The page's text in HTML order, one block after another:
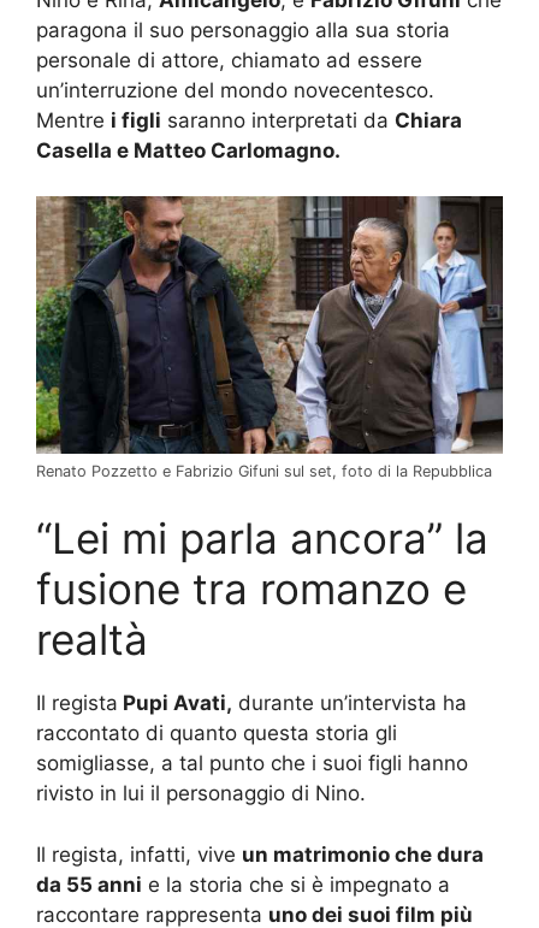
paragona il suo personaggio alla sua storia
personale di attore, chiamato ad essere
un’interruzione del mondo novecentesco.
Mentre i figli saranno interpretati da Chiara
Casella e Matteo Carlomagno.
Renato Pozzetto e Fabrizio Gifuni sul set, foto di la Repubblica
“Lei mi parla ancora” la
fusione tra romanzo e
realtà
Il regista Pupi Avati, durante un’intervista ha
raccontato di quanto questa storia gli
somigliasse, a tal punto che i suoi figli hanno
rivisto in lui il personaggio di Nino.
Il regista, infatti, vive un matrimonio che dura
da 55 anni e la storia che si è impegnato a
raccontare rappresenta uno dei suoi film più